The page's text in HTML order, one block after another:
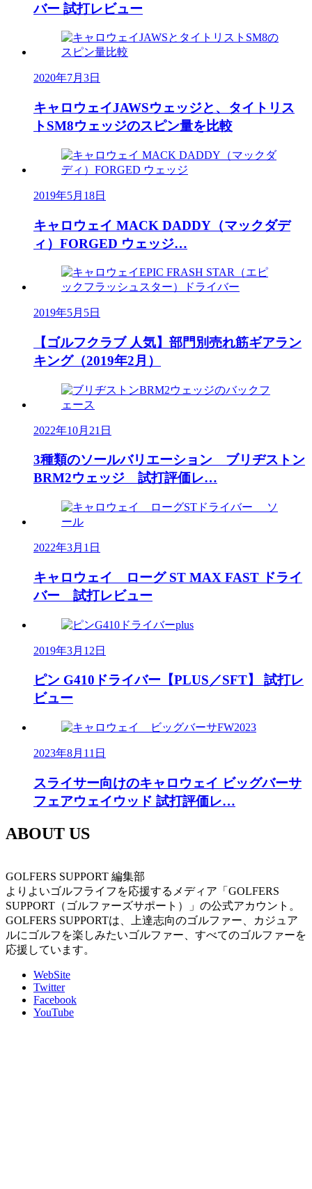
バー 試打レビュー
2020年7月3日
キャロウェイJAWSウェッジと、タイトリス
トSM8ウェッジのスピン量を比較
2019年5月18日
キャロウェイ MACK DADDY（マックダデ
ィ）FORGED ウェッジ…
2019年5月5日
【ゴルフクラブ 人気】部門別売れ筋ギアラン
キング（2019年2月）
2022年10月21日
3種類のソールバリエーション ブリヂストン
BRM2ウェッジ 試打評価レ…
2022年3月1日
キャロウェイ ローグ ST MAX FAST ドライ
バー 試打レビュー
2019年3月12日
ピン G410ドライバー【PLUS／SFT】 試打レ
ビュー
2023年8月11日
スライサー向けのキャロウェイ ビッグバーサ
フェアウェイウッド 試打評価レ…
ABOUT US
GOLFERS SUPPORT 編集部
よりよいゴルフライフを応援するメディア「GOLFERS
SUPPORT（ゴルファーズサポート）」の公式アカウント。
GOLFERS SUPPORTは、上達志向のゴルファー、カジュア
ルにゴルフを楽しみたいゴルファー、すべてのゴルファーを
応援しています。
WebSite
Twitter
Facebook
YouTube